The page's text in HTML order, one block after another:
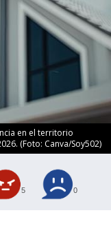
en el territorio
(Foto: Canva/Soy502)
5 0